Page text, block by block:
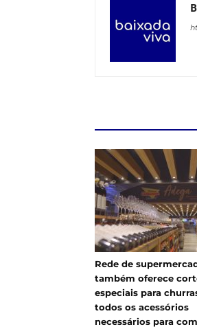
Rede de
também oferece
especiais para
todos os acessórios
necessários para